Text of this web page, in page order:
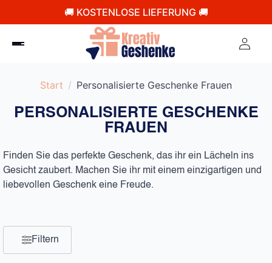
🚚 KOSTENLOSE LIEFERUNG 🚚
Start Personalisierte Geschenke Frauen
PERSONALISIERTE GESCHENKE
FRAUEN
Finden Sie das perfekte Geschenk, das ihr ein Lächeln ins
Gesicht zaubert. Machen Sie ihr mit einem einzigartigen und
liebevollen Geschenk eine Freude.
Filtern